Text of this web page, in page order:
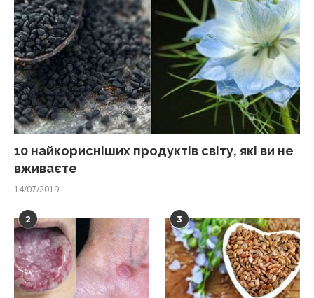
10 найкорисніших продуктів світу, які ви не
вживаєте
14/07/2019
2 3